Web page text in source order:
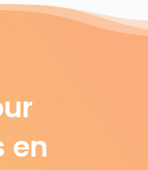
en